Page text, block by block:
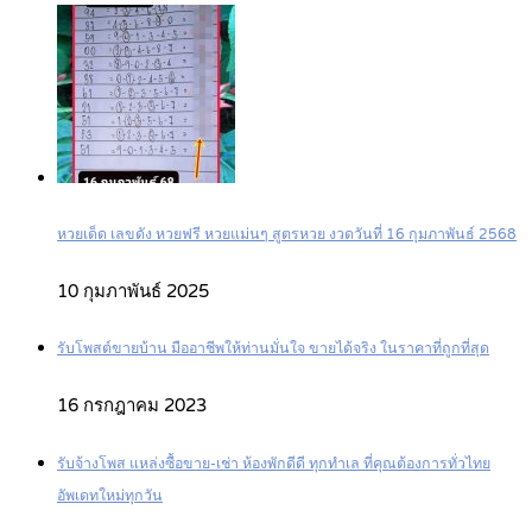
หวยเด็ด เลขดัง หวยฟรี หวยแม่นๆ สูตรหวย งวดวันที่ 16 กุมภาพันธ์ 2568
10 กุมภาพันธ์ 2025
รับโพสต์ขายบ้าน มืออาชีพให้ท่านมั่นใจ ขายได้จริง ในราคาที่ถูกที่สุด
16 กรกฎาคม 2023
รับจ้างโพส แหล่งซื้อขาย-เช่า ห้องพักดีดี ทุกทำเล ที่คุณต้องการทั่วไทย
อัพเดทใหม่ทุกวัน